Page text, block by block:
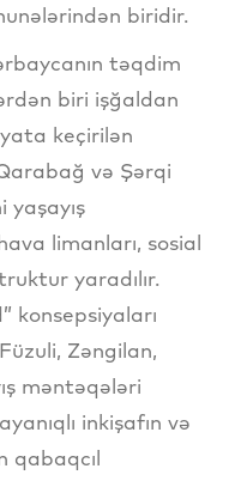
biridir.
təqdim
biri işğaldan
keçirilən
və Şərqi
limanları, sosial
yaradılır.
konsepsiyaları
Zəngilan,
məntəqələri
inkişafın və
qabaqcıl